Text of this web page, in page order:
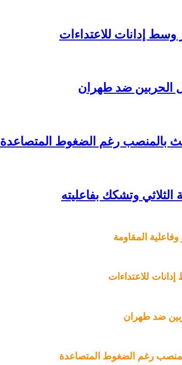
إدانات للاعتداءات
الحربين ضد طهران
بالمنصب رغم الضغوط المتصاعدة
وتشكك بفاعليته
المقاومة
للاعتداءات
ضد طهران
رغم الضغوط المتصاعدة